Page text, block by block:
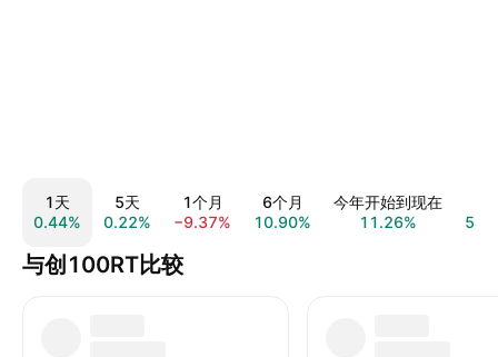
1天
0.44%
5天
0.22%
1个月
−9.37%
6个月
10.90%
今年开始到现在
11.26%
与创100RT比较